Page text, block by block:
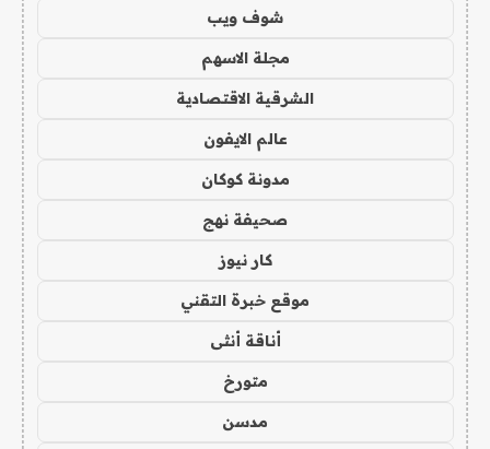
شوف ويب
مجلة الاسهم
الشرقية الاقتصادية
عالم الايفون
مدونة كوكان
صحيفة نهج
كار نيوز
موقع خبرة التقني
أناقة أنثى
متورخ
مدسن